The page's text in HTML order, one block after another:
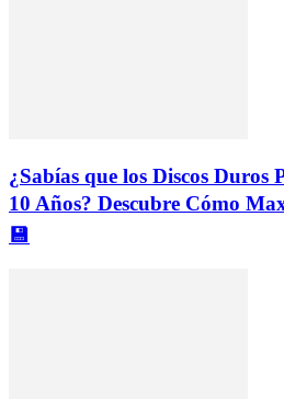
¿Sabías que los Discos Duros
10 Años? Descubre Cómo
💾